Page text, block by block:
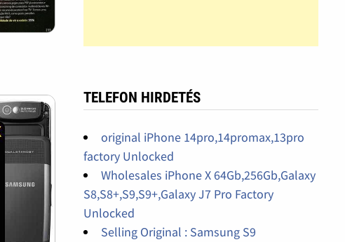
TELEFON HIRDETÉS
original iPhone 14pro,14promax,13pro
factory Unlocked
Wholesales iPhone X 64Gb,256Gb,Galaxy
S8,S8+,S9,S9+,Galaxy J7 Pro Factory
Unlocked
Selling Original : Samsung S9